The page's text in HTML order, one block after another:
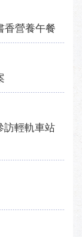
香營養午餐
訪輕軌車站